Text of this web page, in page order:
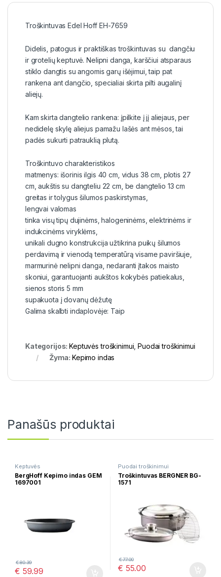
Troškintuvas Edel Hoff EH-7659
Didelis, patogus ir praktiškas troškintuvas su dangčiu
ir grotelių keptuvė. Nelipni danga, karščiui atsparaus
stiklo dangtis su angomis garų išėjimui, taip pat
rankena ant dangčio, specialiai skirta pilti augalinį
aliejų.
Kam skirta dangtelio rankena: įpilkite į jį aliejaus, per
nedidelę skylę aliejus pamažu lašės ant mėsos, tai
padės sukurti patrauklią plutą.
Troškintuvo charakteristikos
matmenys: išorinis ilgis 40 cm, vidus 38 cm, plotis 27
cm, aukštis su dangteliu 22 cm, be dangtelio 13 cm
greitas ir tolygus šilumos paskirstymas,
lengvai valomas
tinka visų tipų dujinėms, halogeninėms, elektrinėms ir
indukcinėms viryklėms,
unikali dugno konstrukcija užtikrina puikų šilumos
perdavimą ir vienodą temperatūrą visame paviršiuje,
marmurinė nelipni danga, nedaranti įtakos maisto
skoniui, garantuojanti aukštos kokybės patiekalus,
sienos storis 5 mm
supakuota į dovanų dėžutę
Galima skalbti indaplovėje: Taip
Kategorijos:Keptuvės troškinimui ,Puodai troškinimui
Žyma:Kepimo indas
Panašūs produktai
Keptuvės
BergHoff Kepimo indas GEM
1697001
€ 59.99
€80.39
Puodai troškinimui
Troškintuvas BERGNER BG-
1571
€ 55.00
€77.00